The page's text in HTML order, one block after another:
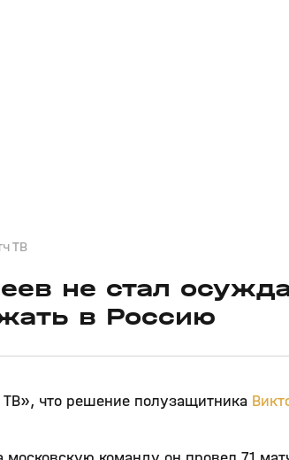
ТВ
не стал
в Россию
что решение полузащитника